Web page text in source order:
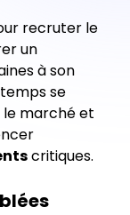
recruter le
un
à son
se
marché et
critiques.